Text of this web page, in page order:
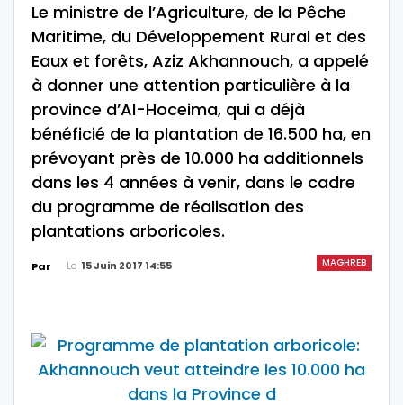
Le ministre de l’Agriculture, de la Pêche
Maritime, du Développement Rural et des
Eaux et forêts, Aziz Akhannouch, a appelé
à donner une attention particulière à la
province d’Al-Hoceima, qui a déjà
bénéficié de la plantation de 16.500 ha, en
prévoyant près de 10.000 ha additionnels
dans les 4 années à venir, dans le cadre
du programme de réalisation des
plantations arboricoles.
MAGHREB
Par Le 15 Juin 2017 14:55